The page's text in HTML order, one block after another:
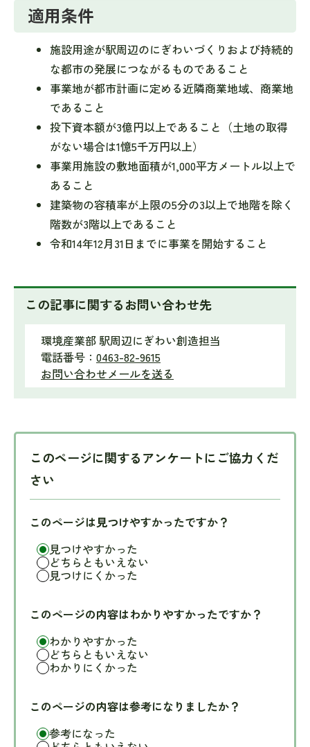
適用条件
施設用途が駅周辺のにぎわいづくりおよび持続的
な都市の発展につながるものであること
事業地が都市計画に定める近隣商業地域、商業地
であること
投下資本額が3億円以上であること（土地の取得
がない場合は1憶5千万円以上）
事業用施設の敷地面積が1,000平方メートル以上で
あること
建築物の容積率が上限の5分の3以上で地階を除く
階数が3階以上であること
令和14年12月31日までに事業を開始すること
この記事に関するお問い合わせ先
環境産業部 駅周辺にぎわい創造担当
電話番号： 0463-82-9615
お問い合わせメールを送る
このページに関するアンケートにご協力くだ
さい
このページは見つけやすかったですか？
見つけやすかった
どちらともいえない
見つけにくかった
このページの内容はわかりやすかったですか？
わかりやすかった
どちらともいえない
わかりにくかった
このページの内容は参考になりましたか？
参考になった